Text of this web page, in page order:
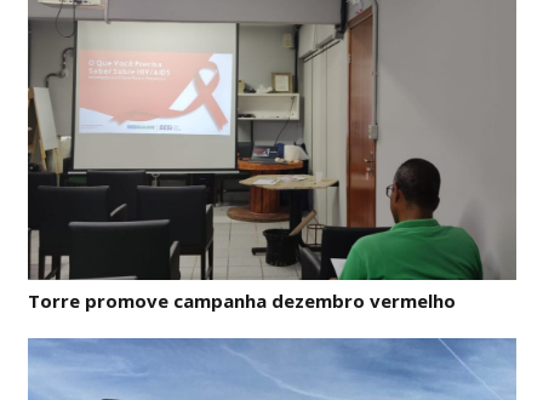
Torre promove campanha dezembro vermelho